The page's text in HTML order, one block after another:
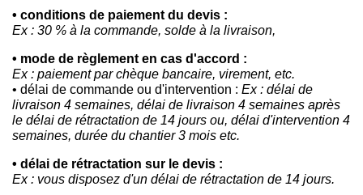
• conditions de paiement du devis :
Ex : 30 % à la commande, solde à la livraison,
• mode de règlement en cas d'accord :
Ex : paiement par chèque bancaire, virement, etc.
• délai de commande ou d'intervention : Ex : délai de
livraison 4 semaines, délai de livraison 4 semaines après
le délai de rétractation de 14 jours ou, délai d'intervention 4
semaines, durée du chantier 3 mois etc.
• délai de rétractation sur le devis :
Ex : vous disposez d'un délai de rétractation de 14 jours.